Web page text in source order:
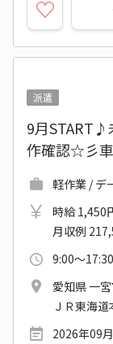
派遣
9月
作確認☆彡車
軽作業 / デ
時給 1,450
月収例
9:00～
愛知県 一
ＪＲ東海
2026年09